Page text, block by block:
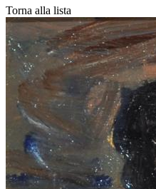
Torna alla lista